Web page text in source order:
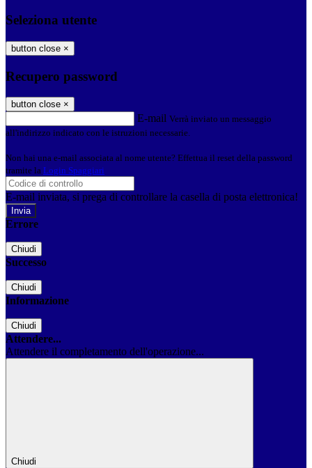
Seleziona utente
button close ×
Recupero password
button close ×
E-mail Verrà inviato un messaggio
all'indirizzo indicato con le istruzioni necessarie.
Non hai una e-mail associata al nome utente? Effettua il reset della password
tramite la Login Spaggiari
E-mail inviata, si prega di controllare la casella di posta elettronica!
Errore
Chiudi
Successo
Chiudi
Informazione
Chiudi
Attendere...
Attendere il completamento dell'operazione...
Chiudi